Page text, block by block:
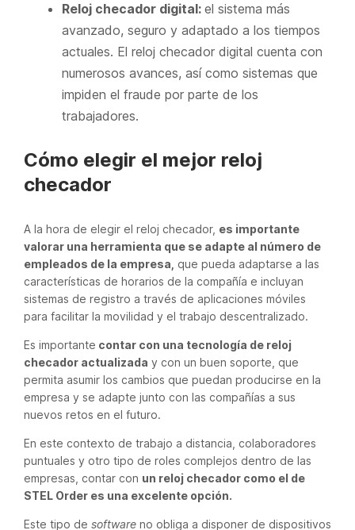
Reloj checador digital: el sistema más
avanzado, seguro y adaptado a los tiempos
actuales. El reloj checador digital cuenta con
numerosos avances, así como sistemas que
impiden el fraude por parte de los
trabajadores.
Cómo elegir el mejor reloj
checador
A la hora de elegir el reloj checador, es importante
valorar una herramienta que se adapte al número de
empleados de la empresa, que pueda adaptarse a las
características de horarios de la compañía e incluyan
sistemas de registro a través de aplicaciones móviles
para facilitar la movilidad y el trabajo descentralizado.
Es importante contar con una tecnología de reloj
checador actualizada y con un buen soporte, que
permita asumir los cambios que puedan producirse en la
empresa y se adapte junto con las compañías a sus
nuevos retos en el futuro.
En este contexto de trabajo a distancia, colaboradores
puntuales y otro tipo de roles complejos dentro de las
empresas, contar con un reloj checador como el de
STEL Order es una excelente opción.
Este tipo de software no obliga a disponer de dispositivos